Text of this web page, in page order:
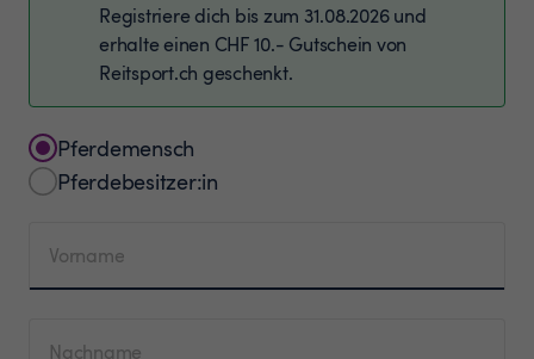
Registriere dich bis zum 31.08.2026 und
erhalte einen CHF 10.- Gutschein von
Reitsport.ch geschenkt.
Pferdemensch
Pferdebesitzer:in
Vorname
Nachname